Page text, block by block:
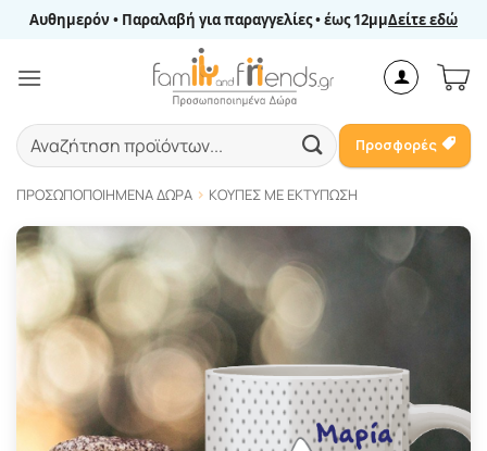
Μετάβαση
περιεχόμενο
Αυθημερόν • Παραλαβή για παραγγελίες • έως 12μμΔείτε εδώ
Αναζήτηση
για:
Προσφορές
ΠΡΟΣΩΠΟΠΟΙΗΜΈΝΑ ΔΏΡΑ ΚΟΎΠΕΣ ΜΕ ΕΚΤΎΠΩΣΗ